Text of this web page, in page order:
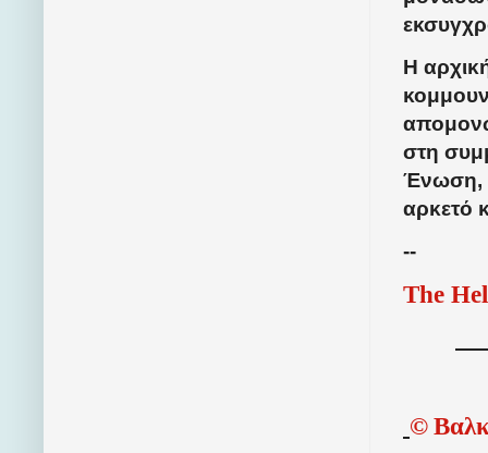
Η
στη
Ένωση,
αρκετό
--
The
©